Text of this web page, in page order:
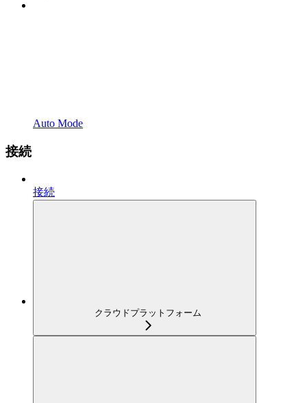
Auto Mode
接続
接続
クラウドプラットフォーム